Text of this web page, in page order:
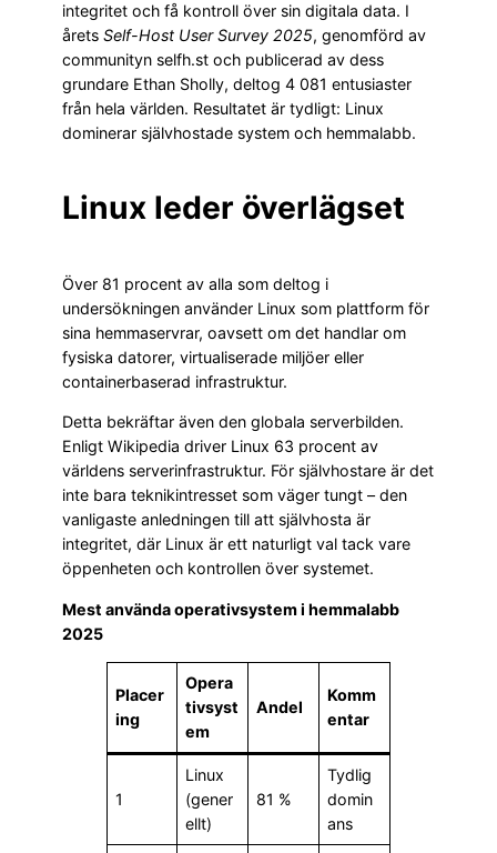
integritet och få kontroll över sin digitala data. I
årets Self-Host User Survey 2025, genomförd av
communityn selfh.st och publicerad av dess
grundare Ethan Sholly, deltog 4 081 entusiaster
från hela världen. Resultatet är tydligt: Linux
dominerar självhostade system och hemmalabb.
Linux leder överlägset
Över 81 procent av alla som deltog i
undersökningen använder Linux som plattform för
sina hemmaservrar, oavsett om det handlar om
fysiska datorer, virtualiserade miljöer eller
containerbaserad infrastruktur.
Detta bekräftar även den globala serverbilden.
Enligt Wikipedia driver Linux 63 procent av
världens serverinfrastruktur. För självhostare är det
inte bara teknikintresset som väger tungt – den
vanligaste anledningen till att självhosta är
integritet, där Linux är ett naturligt val tack vare
öppenheten och kontrollen över systemet.
Mest använda operativsystem i hemmalabb
2025
Placer
ing
Opera
tivsyst
em
Andel
Komm
entar
1
Linux
(gener
ellt)
81 %
Tydlig
domin
ans